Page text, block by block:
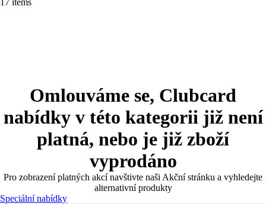
Omlouváme se, Clubcard
nabídky v této kategorii již není
platná, nebo je již zboží
vyprodáno
Pro zobrazení platných akcí navštivte naši Akční stránku a vyhledejte
alternativní produkty
Speciální nabídky